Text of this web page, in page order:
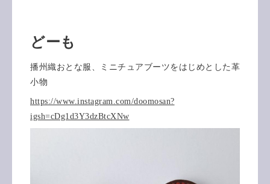
どーも
播州織おとな服、ミニチュアブーツをはじめとした革
小物
https://www.instagram.com/doomosan?
igsh=cDg1d3Y3dzBtcXNw